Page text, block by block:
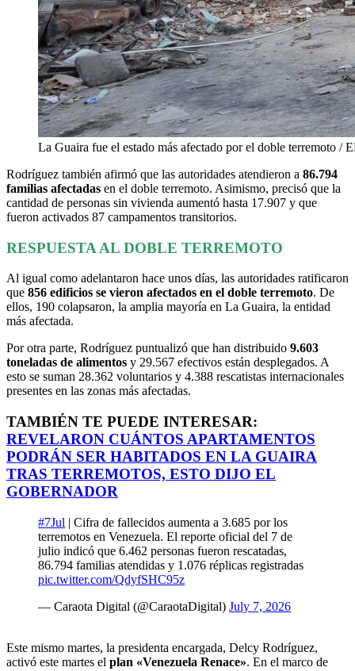
La Guaira fue el estado más afectado por el doble terremoto /
Rodríguez también afirmó que las autoridades atendieron a 86.794
familias afectadas en el doble terremoto. Asimismo, precisó que la
cantidad de personas sin vivienda aumentó hasta 17.907 y que
fueron activados 87 campamentos transitorios.
RESPUESTA AL DOBLE TERREMOTO
Al igual como adelantaron hace unos días, las autoridades ratificaron
que 856 edificios se vieron afectados en el doble terremoto. De
ellos, 190 colapsaron, la amplia mayoría en La Guaira, la entidad
más afectada.
Por otra parte, Rodríguez puntualizó que han distribuido 9.603
toneladas de alimentos y 29.567 efectivos están desplegados. A
esto se suman 28.362 voluntarios y 4.388 rescatistas internacionales
presentes en las zonas más afectadas.
TAMBIÉN TE PUEDE INTERESAR:
REVELARON CUÁNTOS APARTAMENTOS
PODRÁN SER HABITADOS EN LA GUAIRA
TRAS TERREMOTOS, ESTO DIJO EL
GOBERNADOR
#7Jul | Cifra de fallecidos aumenta a 3.685 por los
terremotos en Venezuela. El reporte oficial del 7 de
julio indicó que 6.462 personas fueron rescatadas,
86.794 familias atendidas y 1.076 réplicas registradas
pic.twitter.com/QdyfSHC95z
— Caraota Digital (@CaraotaDigital) July 7, 2026
Este mismo martes, la presidenta encargada, Delcy Rodríguez,
activó este martes el plan «Venezuela Renace». En el marco de